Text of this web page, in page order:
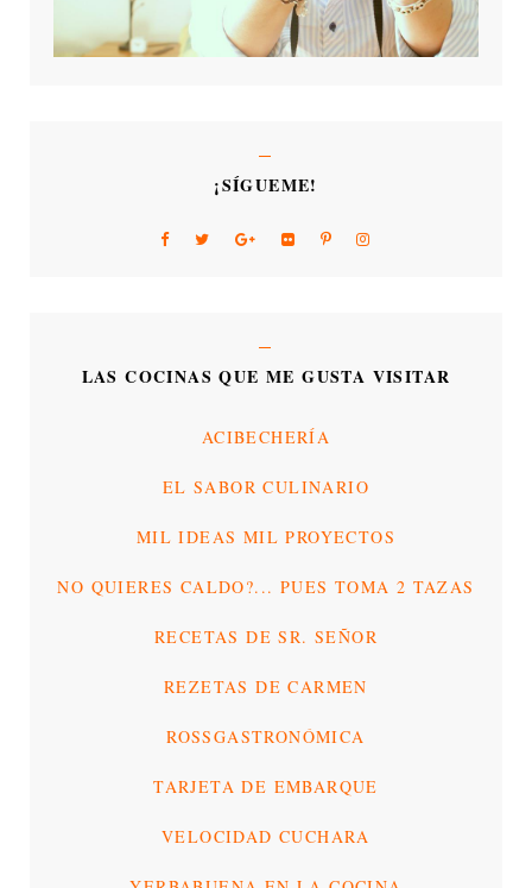
¡SÍGUEME!
LAS COCINAS QUE ME GUSTA VISITAR
ACIBECHERÍA
EL SABOR CULINARIO
MIL IDEAS MIL PROYECTOS
NO QUIERES CALDO?... PUES TOMA 2 TAZAS
RECETAS DE SR. SEÑOR
REZETAS DE CARMEN
ROSSGASTRONÓMICA
TARJETA DE EMBARQUE
VELOCIDAD CUCHARA